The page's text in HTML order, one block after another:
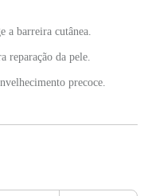
a barreira cutânea.
reparação da pele.
precoce.